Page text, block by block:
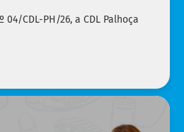
CDL-PH/26, a CDL Palhoça